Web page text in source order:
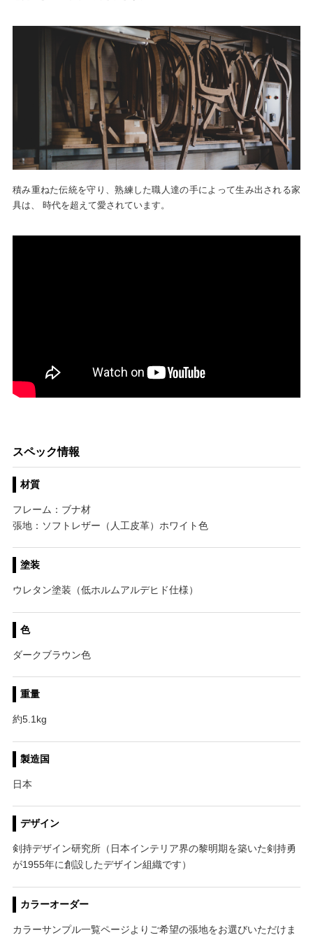
積み重ねた伝統を守り、熟練した職人達の手によって生み出される家
具は、 時代を超えて愛されています。
スペック情報
材質
フレーム：ブナ材
張地：ソフトレザー（人工皮革）ホワイト色
塗装
ウレタン塗装（低ホルムアルデヒド仕様）
色
ダークブラウン色
重量
約5.1kg
製造国
日本
デザイン
剣持デザイン研究所（日本インテリア界の黎明期を築いた剣持勇
が1955年に創設したデザイン組織です）
カラーオーダー
カラーサンプル一覧ページよりご希望の張地をお選びいただけま